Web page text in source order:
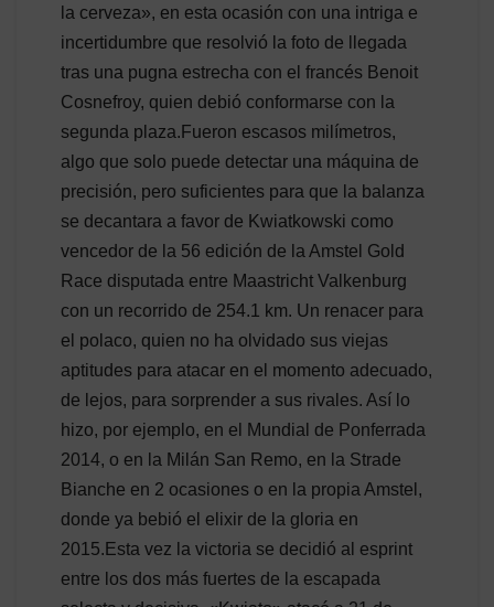
la cerveza», en esta ocasión con una intriga e
incertidumbre que resolvió la foto de llegada
tras una pugna estrecha con el francés Benoit
Cosnefroy, quien debió conformarse con la
segunda plaza.Fueron escasos milímetros,
algo que solo puede detectar una máquina de
precisión, pero suficientes para que la balanza
se decantara a favor de Kwiatkowski como
vencedor de la 56 edición de la Amstel Gold
Race disputada entre Maastricht Valkenburg
con un recorrido de 254.1 km. Un renacer para
el polaco, quien no ha olvidado sus viejas
aptitudes para atacar en el momento adecuado,
de lejos, para sorprender a sus rivales. Así lo
hizo, por ejemplo, en el Mundial de Ponferrada
2014, o en la Milán San Remo, en la Strade
Bianche en 2 ocasiones o en la propia Amstel,
donde ya bebió el elixir de la gloria en
2015.Esta vez la victoria se decidió al esprint
entre los dos más fuertes de la escapada